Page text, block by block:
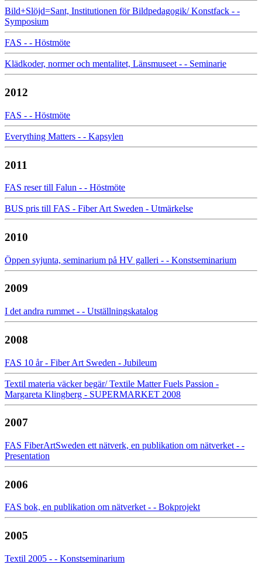
Bild+Slöjd=Sant, Institutionen för Bildpedagogik/ Konstfack - -
Symposium
FAS - - Höstmöte
Klädkoder, normer och mentalitet, Länsmuseet - - Seminarie
2012
FAS - - Höstmöte
Everything Matters - - Kapsylen
2011
FAS reser till Falun - - Höstmöte
BUS pris till FAS - Fiber Art Sweden - Utmärkelse
2010
Öppen syjunta, seminarium på HV galleri - - Konstseminarium
2009
I det andra rummet - - Utställningskatalog
2008
FAS 10 år - Fiber Art Sweden - Jubileum
Textil materia väcker begär/ Textile Matter Fuels Passion -
Margareta Klingberg - SUPERMARKET 2008
2007
FAS FiberArtSweden ett nätverk, en publikation om nätverket - -
Presentation
2006
FAS bok, en publikation om nätverket - - Bokprojekt
2005
Textil 2005 - - Konstseminarium